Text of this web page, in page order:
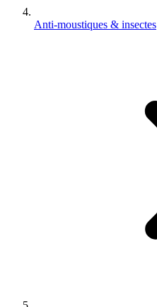
Anti-moustiques & insectes